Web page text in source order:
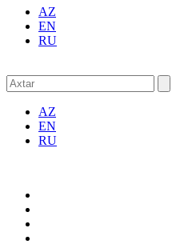
AZ
EN
RU
AZ
EN
RU